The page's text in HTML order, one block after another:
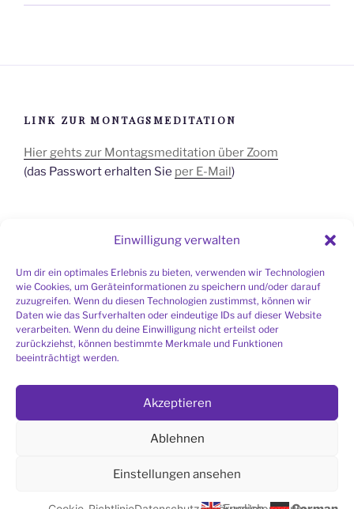
Einwilligung verwalten
Um dir ein optimales Erlebnis zu bieten, verwenden wir Technologien
wie Cookies, um Geräteinformationen zu speichern und/oder darauf
zuzugreifen. Wenn du diesen Technologien zustimmst, können wir
Daten wie das Surfverhalten oder eindeutige IDs auf dieser Website
verarbeiten. Wenn du deine Einwilligung nicht erteilst oder
zurückziehst, können bestimmte Merkmale und Funktionen
beeinträchtigt werden.
Akzeptieren
Ablehnen
Einstellungen ansehen
LINK ZUR MONTAGSMEDITATION
Hier gehts zur Montagsmeditation über Zoom
(das Passwort erhalten Sie per E-Mail)
SIE SUCHEN EINE MEDITATIONSGRUPPE IN
Liste aller Meditationsgruppen
Ich möchte den Bau der Meditationshalle
unterstützen.
EINFÜHRUNG IN DIE HIMALAYA SAMARPAN